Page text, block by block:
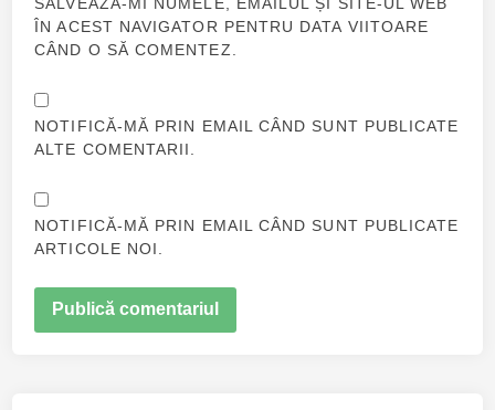
ÎN ACEST NAVIGATOR PENTRU DATA VIITOARE
CÂND O SĂ COMENTEZ.
NOTIFICĂ-MĂ PRIN EMAIL CÂND SUNT PUBLICATE
ALTE COMENTARII.
NOTIFICĂ-MĂ PRIN EMAIL CÂND SUNT PUBLICATE
ARTICOLE NOI.